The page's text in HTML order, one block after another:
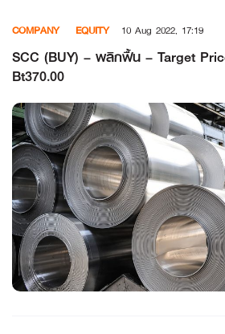
content
COMPANY EQUITY 10 Aug 2022, 17:19
SCC (BUY) – พลิกฟื้น – Target
Bt370.00